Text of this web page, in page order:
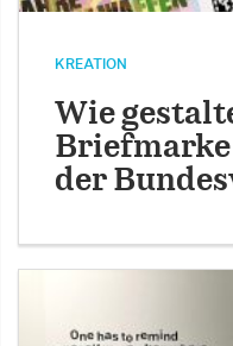
KREATION
Wie
Briefmarke
der